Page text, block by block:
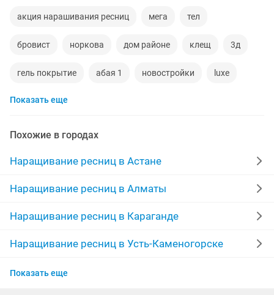
акция нарашивания ресниц мега тел
бровист норкова дом районе клещ 3д
гель покрытие абая 1 новостройки luxe
отработка
добавка ищу мастера курсы наращивания
пожарная френч визажиста
приём звонков маникюр гель покрытие
курсы маникюр толстого 3d моделирование
химия геолог
Показать еще
Похожие в городах
Наращивание ресниц в Астане
Наращивание ресниц в Алматы
Наращивание ресниц в Караганде
Наращивание ресниц в Усть-Каменогорске
Наращивание ресниц в Костанае
Показать еще